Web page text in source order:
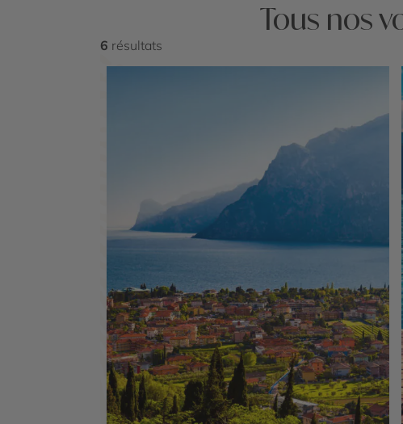
Tous nos
6 résultats